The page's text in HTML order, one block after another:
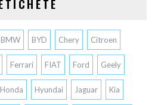
BMW BYD Chery Citroen
Ferrari FIAT Ford Geely
Honda Hyundai Jaguar Kia